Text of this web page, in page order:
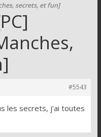
secrets, et fun]
#5543
les secrets, j’ai toutes